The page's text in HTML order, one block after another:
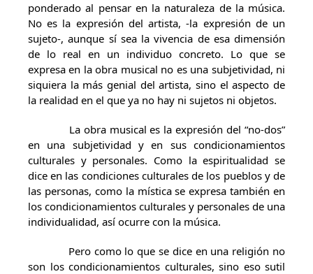
ponderado al pensar en la naturaleza de la música.
No es la expresión del artista, -la expresión de un
sujeto-, aunque sí sea la vivencia de esa dimensión
de lo real en un individuo concreto. Lo que se
expresa en la obra musical no es una subjetividad, ni
siquiera la más genial del artista, sino el aspecto de
la realidad en el que ya no hay ni sujetos ni objetos.
La obra musical es la expresión del “no-dos”
en una subjetividad y en sus condicionamientos
culturales y personales. Como la espiritualidad se
dice en las condiciones culturales de los pueblos y de
las personas, como la mística se expresa también en
los condicionamientos culturales y personales de una
individualidad, así ocurre con la música.
Pero como lo que se dice en una religión no
son los condicionamientos culturales, sino eso sutil